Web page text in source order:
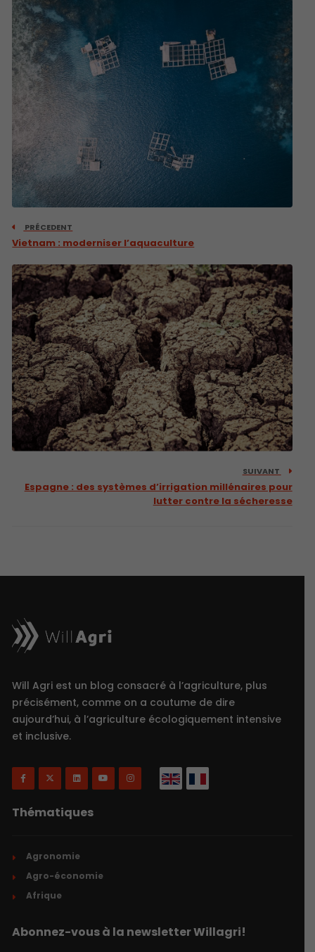
PRÉCEDENT
Vietnam : moderniser l’aquaculture
SUIVANT
Espagne : des systèmes d’irrigation millénaires pour
lutter contre la sécheresse
Will Agri est un blog consacré à l’agriculture, plus
précisément, comme on a coutume de dire
aujourd’hui, à l’agriculture écologiquement intensive
et inclusive.
Thématiques
Agronomie
Agro-économie
Afrique
Abonnez-vous à la newsletter Willagri!